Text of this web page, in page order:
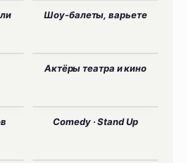
Шоу-балеты, варьете
Актёры театра и кино
Comedy · Stand Up